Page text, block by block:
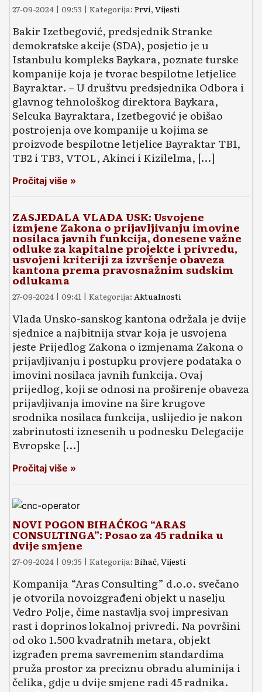
27-09-2024 | 09:53 | Kategorija: Prvi, Vijesti
Bakir Izetbegović, predsjednik Stranke
demokratske akcije (SDA), posjetio je u
Istanbulu kompleks Baykara, poznate turske
kompanije koja je tvorac bespilotne letjelice
Bayraktar. – U društvu predsjednika Odbora i
glavnog tehnološkog direktora Baykara,
Selcuka Bayraktara, Izetbegović je obišao
postrojenja ove kompanije u kojima se
proizvode bespilotne letjelice Bayraktar TB1,
TB2 i TB3, VTOL, Akinci i Kizilelma, […]
Pročitaj više »
ZASJEDALA VLADA USK: Usvojene
izmjene Zakona o prijavljivanju imovine
nosilaca javnih funkcija, donesene važne
odluke za kapitalne projekte i privredu,
usvojeni kriteriji za izvršenje obaveza
kantona prema pravosnažnim sudskim
odlukama
27-09-2024 | 09:41 | Kategorija: Aktualnosti
Vlada Unsko-sanskog kantona održala je dvije
sje­dnice a na­jbitnija stvar koja je usvojena
jeste Prijedlog Zakona o izmjenama Zakona o
prijavljivanju i postupku provjere podataka o
imovini nosilaca javnih funkcija. Ovaj
prijedlog, koji se odnosi na proširenje obaveza
prijavljivanja imovine na šire krugove
srodnika nosilaca funkcija, uslijedio je na­kon
zabrinutosti iznesenih u podnesku Delegacije
Evropske […]
Pročitaj više »
NOVI POGON BIHAĆKOG “ARAS
CONSULTINGA”: Posao za 45 radnika u
dvije smjene
27-09-2024 | 09:35 | Kategorija: Bihać, Vijesti
Kompanija “Aras Consulting” d.o.o. svečano
je otvorila novoizgrađeni objekt u naselju
Vedro Polje, čime nastavlja svoj impresivan
rast i doprinos lokalnoj privredi. Na površini
od oko 1.500 kvadratnih metara, objekt
izgrađen prema savremenim standardima
pruža prostor za preciznu obradu aluminija i
čelika, gdje u dvije smjene radi 45 radnika.